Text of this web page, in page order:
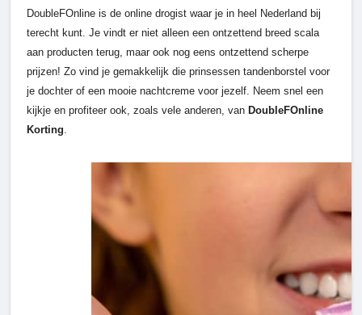
DoubleFOnline is de online drogist waar je in heel Nederland bij
terecht kunt. Je vindt er niet alleen een ontzettend breed scala
aan producten terug, maar ook nog eens ontzettend scherpe
prijzen! Zo vind je gemakkelijk die prinsessen tandenborstel voor
je dochter of een mooie nachtcreme voor jezelf. Neem snel een
kijkje en profiteer ook, zoals vele anderen, van DoubleFOnline
Korting.